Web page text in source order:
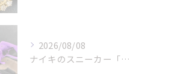
2026/08/08
ナイキのスニーカー「エアジョーダン １ミッド パロミノ」をお...